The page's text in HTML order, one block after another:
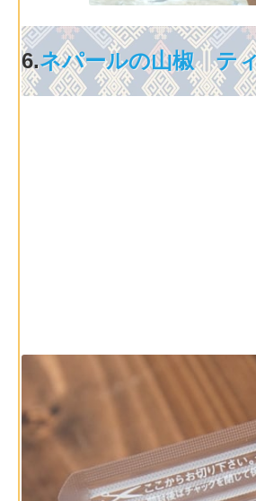
6.ネパールの山椒 テ